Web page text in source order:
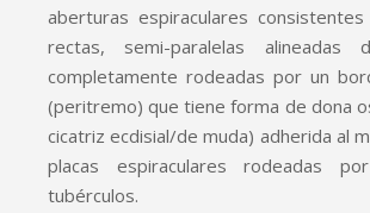
aberturas espiraculares
rectas, semi-paralelas alineadas
completamente rodeadas por un
(peritremo) que tiene forma de dona
cicatriz ecdisial/de muda) adherida al
placas espiraculares rodeadas
tubérculos.